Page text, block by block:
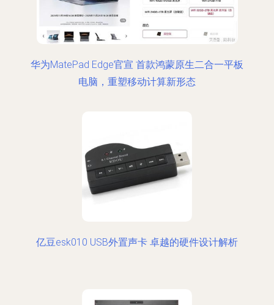
华为MatePad Edge官宣 首款鸿蒙原生二合一平板
电脑，重塑移动计算新形态
亿豆esk010 USB外置声卡 卓越的硬件设计解析